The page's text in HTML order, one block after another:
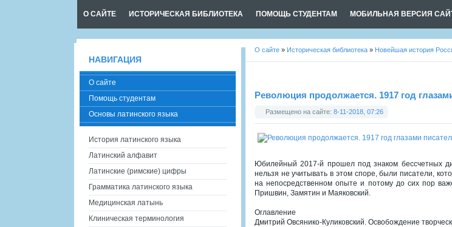
О САЙТЕ ИСТОРИЧЕСКАЯ БИБЛИОТЕКА ПОМОЩЬ СТУДЕНТАМ МОБИЛЬНАЯ ВЕРСИЯ
О сайте » Историческая библиотека » Новейшая история
Революция продолжается. 1917 год
Размещено на сайте: 8-11-2018, 07:26
Юбилейный 2017-й прошел под знаком бессчетных
нельзя не учитывать в этом споре, были писатели,
на непосредственном опыте и потому до сих пор
Пришвин, Замятин и Маяковский.
Оглавление
Дмитрий Овсянико-Куликовский. Освобождение
НАВИГАЦИЯ
О сайте
Помощь студентам
Основы латинского языка
История латинского языка
Латинский алфавит
Латинские (римские) цифры
Грамматика латинского языка
Медицинская латынь
Клиническая терминология